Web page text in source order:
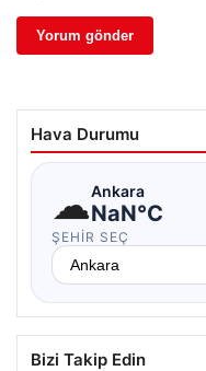
Hava Durumu
☁Ankara
NaN°C
ŞEHIR SEÇ
Bizi Takip Edin